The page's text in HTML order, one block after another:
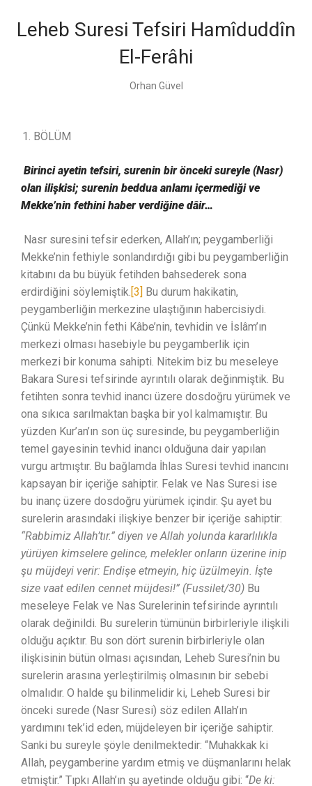
Leheb Suresi Tefsiri Hamîduddîn
El-Ferâhi
Orhan Güvel
BÖLÜM
Birinci ayetin tefsiri, surenin bir önceki sureyle (Nasr)
olan ilişkisi; surenin beddua anlamı içermediği ve
Mekke’nin fethini haber verdiğine dâir…
Nasr suresini tefsir ederken, Allah’ın; peygamberliği
Mekke’nin fethiyle sonlandırdığı gibi bu peygamberliğin
kitabını da bu büyük fetihden bahsederek sona
erdirdiğini söylemiştik.[3] Bu durum hakikatin,
peygamberliğin merkezine ulaştığının habercisiydi.
Çünkü Mekke’nin fethi Kâbe’nin, tevhidin ve İslâm’ın
merkezi olması hasebiyle bu peygamberlik için
merkezi bir konuma sahipti. Nitekim biz bu meseleye
Bakara Suresi tefsirinde ayrıntılı olarak değinmiştik. Bu
fetihten sonra tevhid inancı üzere dosdoğru yürümek ve
ona sıkıca sarılmaktan başka bir yol kalmamıştır. Bu
yüzden Kur’an’ın son üç suresinde, bu peygamberliğin
temel gayesinin tevhid inancı olduğuna dair yapılan
vurgu artmıştır. Bu bağlamda İhlas Suresi tevhid inancını
kapsayan bir içeriğe sahiptir. Felak ve Nas Suresi ise
bu inanç üzere dosdoğru yürümek içindir. Şu ayet bu
surelerin arasındaki ilişkiye benzer bir içeriğe sahiptir:
“Rabbimiz Allah’tır.” diyen ve Allah yolunda kararlılıkla
yürüyen kimselere gelince, melekler onların üzerine inip
şu müjdeyi verir: Endişe etmeyin, hiç üzülmeyin. İşte
size vaat edilen cennet müjdesi!” (Fussilet/30) Bu
meseleye Felak ve Nas Surelerinin tefsirinde ayrıntılı
olarak değinildi. Bu surelerin tümünün birbirleriyle ilişkili
olduğu açıktır. Bu son dört surenin birbirleriyle olan
ilişkisinin bütün olması açısından, Leheb Suresi’nin bu
surelerin arasına yerleştirilmiş olmasının bir sebebi
olmalıdır. O halde şu bilinmelidir ki, Leheb Suresi bir
önceki surede (Nasr Suresi) söz edilen Allah’ın
yardımını tek’id eden, müjdeleyen bir içeriğe sahiptir.
Sanki bu sureyle şöyle denilmektedir: “Muhakkak ki
Allah, peygamberine yardım etmiş ve düşmanlarını helak
etmiştir.” Tıpkı Allah’ın şu ayetinde olduğu gibi: “De ki: